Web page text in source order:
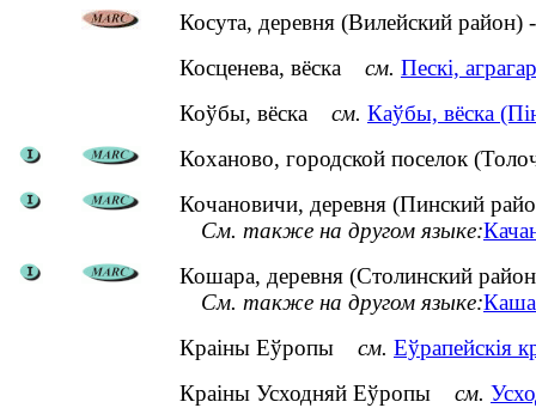
Косута, деревня (Вилейский район)
Косценева, вёска см. Пескі,
Коўбы, вёска см. Каўбы, вёска
Коханово, городской поселок
Кочановичи, деревня (Пинский
См. также на другом языке:
Кошара, деревня (Столинский
См. также на другом языке:
Краіны Еўропы см. Еўрапейскія
Краіны Усходняй Еўропы см.